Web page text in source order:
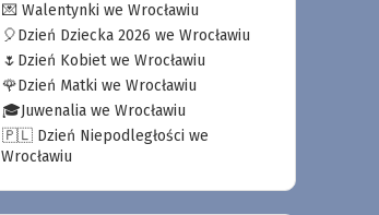
💌 Walentynki we Wrocławiu
🎈Dzień Dziecka 2026 we Wrocławiu
🌷Dzień Kobiet we Wrocławiu
🌹Dzień Matki we Wrocławiu
🎓Juwenalia we Wrocławiu
🇵🇱 Dzień Niepodległości we
Wrocławiu